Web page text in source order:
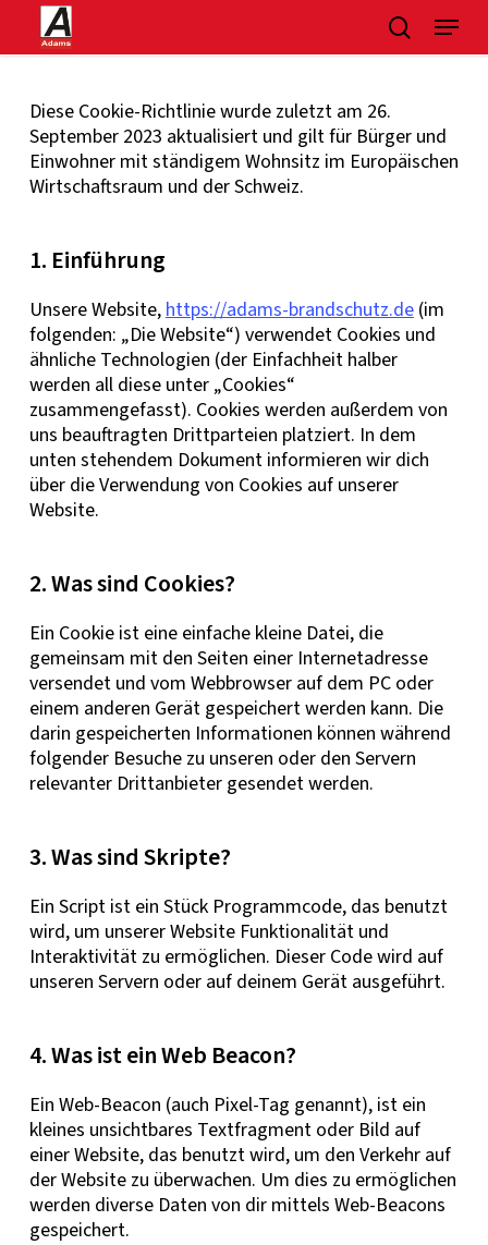
content
suchen
Menu
Diese Cookie-Richtlinie wurde zuletzt am 26.
September 2023 aktualisiert und gilt für Bürger und
Einwohner mit ständigem Wohnsitz im Europäischen
Wirtschaftsraum und der Schweiz.
1. Einführung
Unsere Website,https://adams-brandschutz.de(im
folgenden: „Die Website“) verwendet Cookies und
ähnliche Technologien (der Einfachheit halber
werden all diese unter „Cookies“
zusammengefasst). Cookies werden außerdem von
uns beauftragten Drittparteien platziert. In dem
unten stehendem Dokument informieren wir dich
über die Verwendung von Cookies auf unserer
Website.
2. Was sind Cookies?
Ein Cookie ist eine einfache kleine Datei, die
gemeinsam mit den Seiten einer Internetadresse
versendet und vom Webbrowser auf dem PC oder
einem anderen Gerät gespeichert werden kann. Die
darin gespeicherten Informationen können während
folgender Besuche zu unseren oder den Servern
relevanter Drittanbieter gesendet werden.
3. Was sind Skripte?
Ein Script ist ein Stück Programmcode, das benutzt
wird, um unserer Website Funktionalität und
Interaktivität zu ermöglichen. Dieser Code wird auf
unseren Servern oder auf deinem Gerät ausgeführt.
4. Was ist ein Web Beacon?
Ein Web-Beacon (auch Pixel-Tag genannt), ist ein
kleines unsichtbares Textfragment oder Bild auf
einer Website, das benutzt wird, um den Verkehr auf
der Website zu überwachen. Um dies zu ermöglichen
werden diverse Daten von dir mittels Web-Beacons
gespeichert.